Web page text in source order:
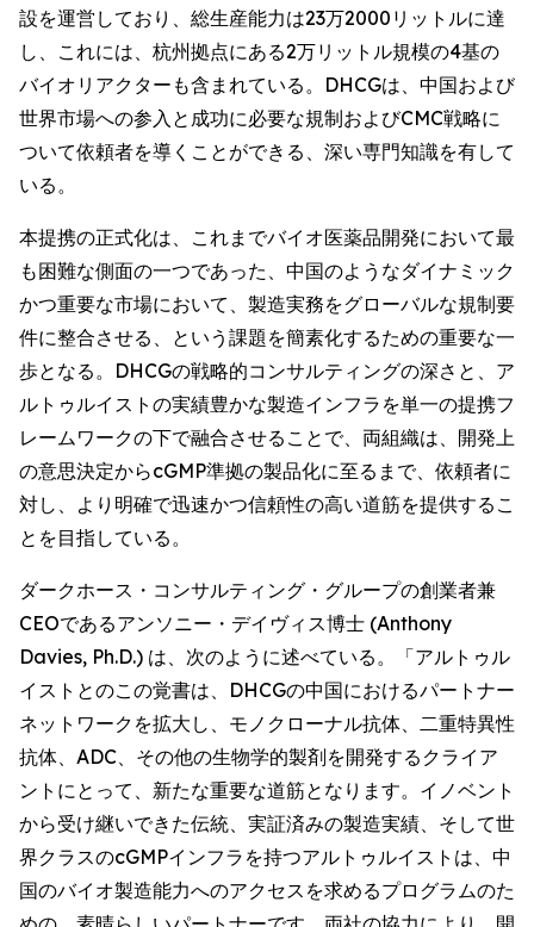
設を運営しており、総生産能力は23万2000リットルに達
し、これには、杭州拠点にある2万リットル規模の4基の
バイオリアクターも含まれている。DHCGは、中国および
世界市場への参入と成功に必要な規制およびCMC戦略に
ついて依頼者を導くことができる、深い専門知識を有して
いる。
本提携の正式化は、これまでバイオ医薬品開発において最
も困難な側面の一つであった、中国のようなダイナミック
かつ重要な市場において、製造実務をグローバルな規制要
件に整合させる、という課題を簡素化するための重要な一
歩となる。DHCGの戦略的コンサルティングの深さと、ア
ルトゥルイストの実績豊かな製造インフラを単一の提携フ
レームワークの下で融合させることで、両組織は、開発上
の意思決定からcGMP準拠の製品化に至るまで、依頼者に
対し、より明確で迅速かつ信頼性の高い道筋を提供するこ
とを目指している。
ダークホース・コンサルティング・グループの創業者兼
CEOであるアンソニー・デイヴィス博士 (Anthony
Davies, Ph.D.) は、次のように述べている。「アルトゥル
イストとのこの覚書は、DHCGの中国におけるパートナー
ネットワークを拡大し、モノクローナル抗体、二重特異性
抗体、ADC、その他の生物学的製剤を開発するクライア
ントにとって、新たな重要な道筋となります。イノベント
から受け継いできた伝統、実証済みの製造実績、そして世
界クラスのcGMPインフラを持つアルトゥルイストは、中
国のバイオ製造能力へのアクセスを求めるプログラムのた